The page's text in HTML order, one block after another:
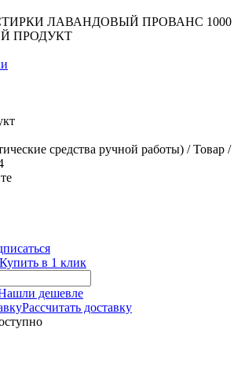
ЛАВАНДОВЫЙ ПРОВАНС 1000
ПРОДУКТ
средства ручной работы) / Товар /
Купить в 1 клик
дешевле
Рассчитать доставку